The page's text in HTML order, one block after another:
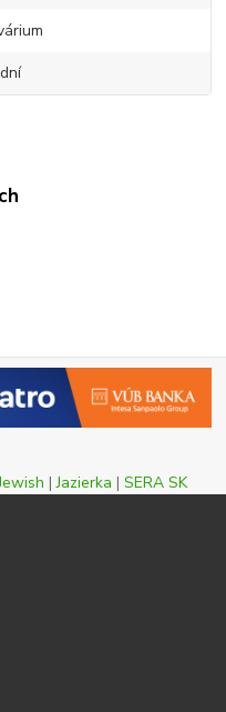
|Jazierka | SERA SK